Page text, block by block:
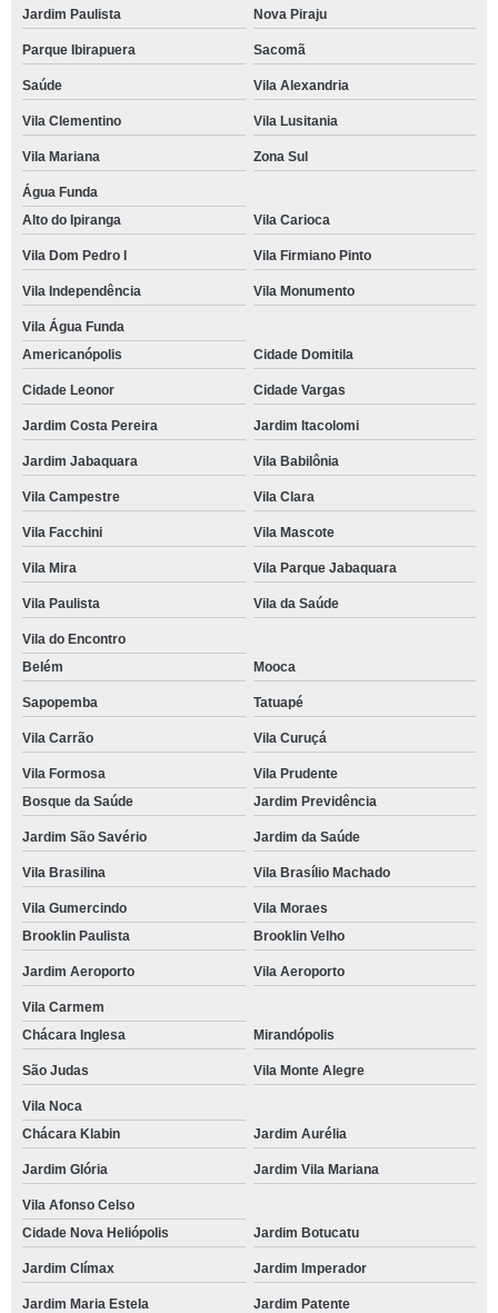
Jardim Paulista Nova Piraju
Parque Ibirapuera Sacomã
Saúde Vila Alexandria
Vila Clementino Vila Lusitania
Vila Mariana Zona Sul
Água Funda
Alto do Ipiranga
Vila Carioca
Vila Dom Pedro I Vila Firmiano Pinto
Vila Independência Vila Monumento
Vila Água Funda
Americanópolis
Cidade Domitila
Cidade Leonor Cidade Vargas
Jardim Costa Pereira Jardim Itacolomi
Jardim Jabaquara Vila Babilônia
Vila Campestre Vila Clara
Vila Facchini Vila Mascote
Vila Mira Vila Parque Jabaquara
Vila Paulista Vila da Saúde
Vila do Encontro
Belém
Mooca
Sapopemba Tatuapé
Vila Carrão Vila Curuçá
Vila Formosa
Vila Prudente
Bosque da Saúde
Jardim Previdência
Jardim São Savério Jardim da Saúde
Vila Brasilina Vila Brasílio Machado
Vila Gumercindo
Vila Moraes
Brooklin Paulista
Brooklin Velho
Jardim Aeroporto Vila Aeroporto
Vila Carmem
Chácara Inglesa
Mirandópolis
São Judas Vila Monte Alegre
Vila Noca
Chácara Klabin
Jardim Aurélia
Jardim Glória Jardim Vila Mariana
Vila Afonso Celso
Cidade Nova Heliópolis
Jardim Botucatu
Jardim Clímax Jardim Imperador
Jardim Maria Estela Jardim Patente